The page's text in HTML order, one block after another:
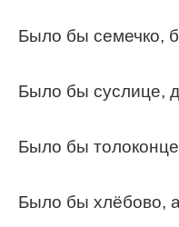
Было бы семечко,
Было бы суслице,
Было бы
Было бы хлёбово,